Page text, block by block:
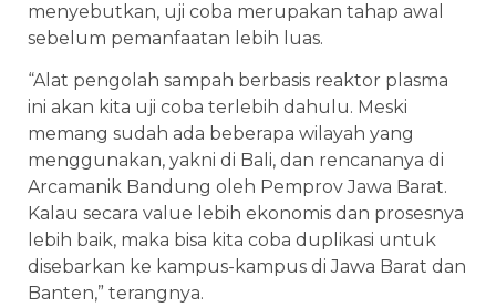
menyebutkan, uji coba merupakan tahap awal
sebelum pemanfaatan lebih luas.
“Alat pengolah sampah berbasis reaktor plasma
ini akan kita uji coba terlebih dahulu. Meski
memang sudah ada beberapa wilayah yang
menggunakan, yakni di Bali, dan rencananya di
Arcamanik Bandung oleh Pemprov Jawa Barat.
Kalau secara value lebih ekonomis dan prosesnya
lebih baik, maka bisa kita coba duplikasi untuk
disebarkan ke kampus-kampus di Jawa Barat dan
Banten,” terangnya.